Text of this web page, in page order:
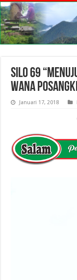
SILO 69
Wana
Januari 17, 2018